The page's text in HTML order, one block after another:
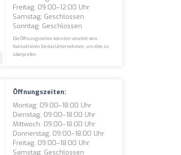
Freitag: 09:00–12:00 Uhr
Samstag: Geschlossen
Sonntag: Geschlossen
Die Öffnungszeiten könnten veraltet sein.
Kontaktieren Sie das Unternehmen, um dies zu
überprüfen.
Öffnungszeiten:
Montag: 09:00–18:00 Uhr
Dienstag: 09:00–18:00 Uhr
Mittwoch: 09:00–18:00 Uhr
Donnerstag: 09:00–18:00 Uhr
Freitag: 09:00–18:00 Uhr
Samstag: Geschlossen